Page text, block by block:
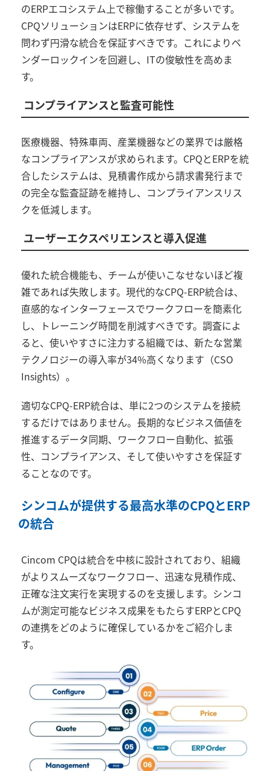
のERPエコシステム上で稼働することが多いです。
CPQソリューションはERPに依存せず、システムを
問わず円滑な統合を保証すべきです。これによりベ
ンダーロックインを回避し、 ITの俊敏性を高めま
す。
コンプライアンスと監査可能性
医療機器、特殊車両、産業機器などの業界では厳格
なコンプライアンスが求められます。 CPQとERPを統
合したシステムは、見積書作成から請求書発行まで
の完全な監査証跡を維持し、コンプライアンスリス
クを低減します。
ユーザーエクスペリエンスと導入促進
優れた統合機能も、チームが使いこなせないほど複
雑であれば失敗します。現代的なCPQ-ERP統合は、
直感的なインターフェースでワークフローを簡素化
し、トレーニング時間を削減すべきです。調査によ
ると、使いやすさに注力する組織では、新たな営業
テクノロジーの導入率が34%高くなります（CSO
Insights）。
適切なCPQ-ERP統合は、単に2つのシステムを接続
するだけではありません。長期的なビジネス価値を
推進するデータ同期、ワークフロー自動化、拡張
性、コンプライアンス、そして使いやすさを保証す
ることなのです。
シンコムが提供する最高水準のCPQとERP
の統合
Cincom CPQは統合を中核に設計されており、組織
がよりスムーズなワークフロー、迅速な見積作成、
正確な注文実行を実現するのを支援します。シンコ
ムが測定可能なビジネス成果をもたらすERPとCPQ
の連携をどのように確保しているかをご紹介しま
す。